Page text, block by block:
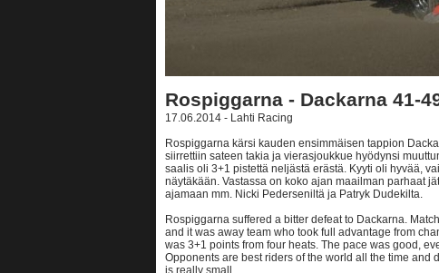
Rospiggarna - Dackarna 41-
17.06.2014 - Lahti Racing
Rospiggarna kärsi kauden ensimmäisen tappion
siirrettiin sateen takia ja vierasjoukkue hyödynsi
saalis oli 3+1 pistettä neljästä erästä. Kyyti oli hyvää,
näytäkään. Vastassa on koko ajan maailman parhaat
ajamaan mm. Nicki Pederseniltä ja Patryk Dudekilta.
Rospiggarna suffered a bitter defeat to Dackarna.
and it was away team who took full advantage from
was 3+1 points from four heats. The pace was good,
Opponents are best riders of the world all the time and
is really small.